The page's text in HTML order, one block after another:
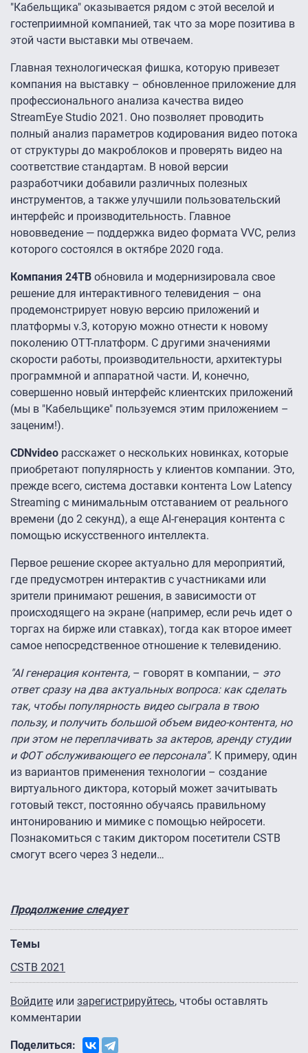
"Кабельщика" оказывается рядом с этой веселой и
гостеприимной компанией, так что за море позитива в
этой части выставки мы отвечаем.
Главная технологическая фишка, которую привезет
компания на выставку – обновленное приложение для
профессионального анализа качества видео
StreamEye Studio 2021. Оно позволяет проводить
полный анализ параметров кодирования видео потока
от структуры до макроблоков и проверять видео на
соответствие стандартам. В новой версии
разработчики добавили различных полезных
инструментов, а также улучшили пользовательский
интерфейс и производительность. Главное
нововведение — поддержка видео формата VVC, релиз
которого состоялся в октябре 2020 года.
Компания 24ТВ обновила и модернизировала свое
решение для интерактивного телевидения – она
продемонстрирует новую версию приложений и
платформы v.3, которую можно отнести к новому
поколению ОТТ-платформ. С другими значениями
скорости работы, производительности, архитектуры
программной и аппаратной части. И, конечно,
совершенно новый интерфейс клиентских приложений
(мы в "Кабельщике" пользуемся этим приложением –
заценим!).
CDNvideo расскажет о нескольких новинках, которые
приобретают популярность у клиентов компании. Это,
прежде всего, система доставки контента Low Latency
Streaming с минимальным отставанием от реального
времени (до 2 секунд), а еще AI-генерация контента с
помощью искусственного интеллекта.
Первое решение скорее актуально для мероприятий,
где предусмотрен интерактив с участниками или
зрители принимают решения, в зависимости от
происходящего на экране (например, если речь идет о
торгах на бирже или ставках), тогда как второе имеет
самое непосредственное отношение к телевидению.
"AI генерация контента, – говорят в компании, – это
ответ сразу на два актуальных вопроса: как сделать
так, чтобы популярность видео сыграла в твою
пользу, и получить большой объем видео-контента, но
при этом не переплачивать за актеров, аренду студии
и ФОТ обслуживающего ее персонала". К примеру, один
из вариантов применения технологии – создание
виртуального диктора, который может зачитывать
готовый текст, постоянно обучаясь правильному
интонированию и мимике с помощью нейросети.
Познакомиться с таким диктором посетители CSTB
смогут всего через 3 недели…
Продолжение следует
Темы
CSTB 2021
Войдите или зарегистрируйтесь, чтобы оставлять
комментарии
Поделиться: